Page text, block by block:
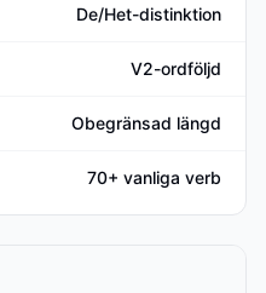
De/Het-distinktion
V2-ordföljd
Obegränsad längd
70+ vanliga verb